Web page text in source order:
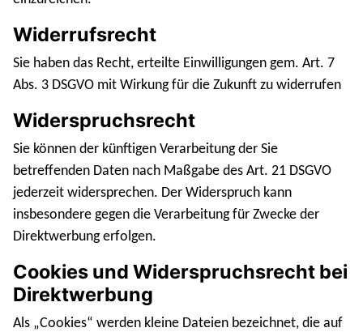
Widerrufsrecht
Sie haben das Recht, erteilte Einwilligungen gem. Art. 7
Abs. 3 DSGVO mit Wirkung für die Zukunft zu widerrufen
Widerspruchsrecht
Sie können der künftigen Verarbeitung der Sie
betreffenden Daten nach Maßgabe des Art. 21 DSGVO
jederzeit widersprechen. Der Widerspruch kann
insbesondere gegen die Verarbeitung für Zwecke der
Direktwerbung erfolgen.
Cookies und Widerspruchsrecht bei
Direktwerbung
Als „Cookies“ werden kleine Dateien bezeichnet, die auf